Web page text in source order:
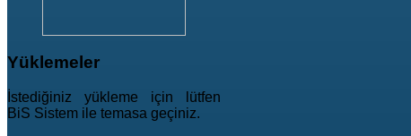
Yüklemeler
İstediğiniz yükleme için lütfen
BiS Sistem ile temasa geçiniz.